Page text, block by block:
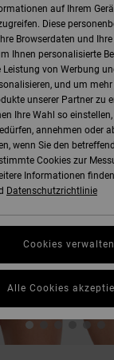
auf Ihrem
Diese
Browserdaten und
Ihnen personalisierte
Leistung von Werbung
und um
unserer Partner zu
Ihre Wahl so
annehmen oder
wenn Sie den
Cookies zur
Informationen
Datenschutzrichtlinie
Cookies verwalten
Alle Cookies